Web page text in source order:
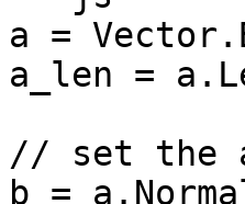
a =
a_len =
// set the
b =